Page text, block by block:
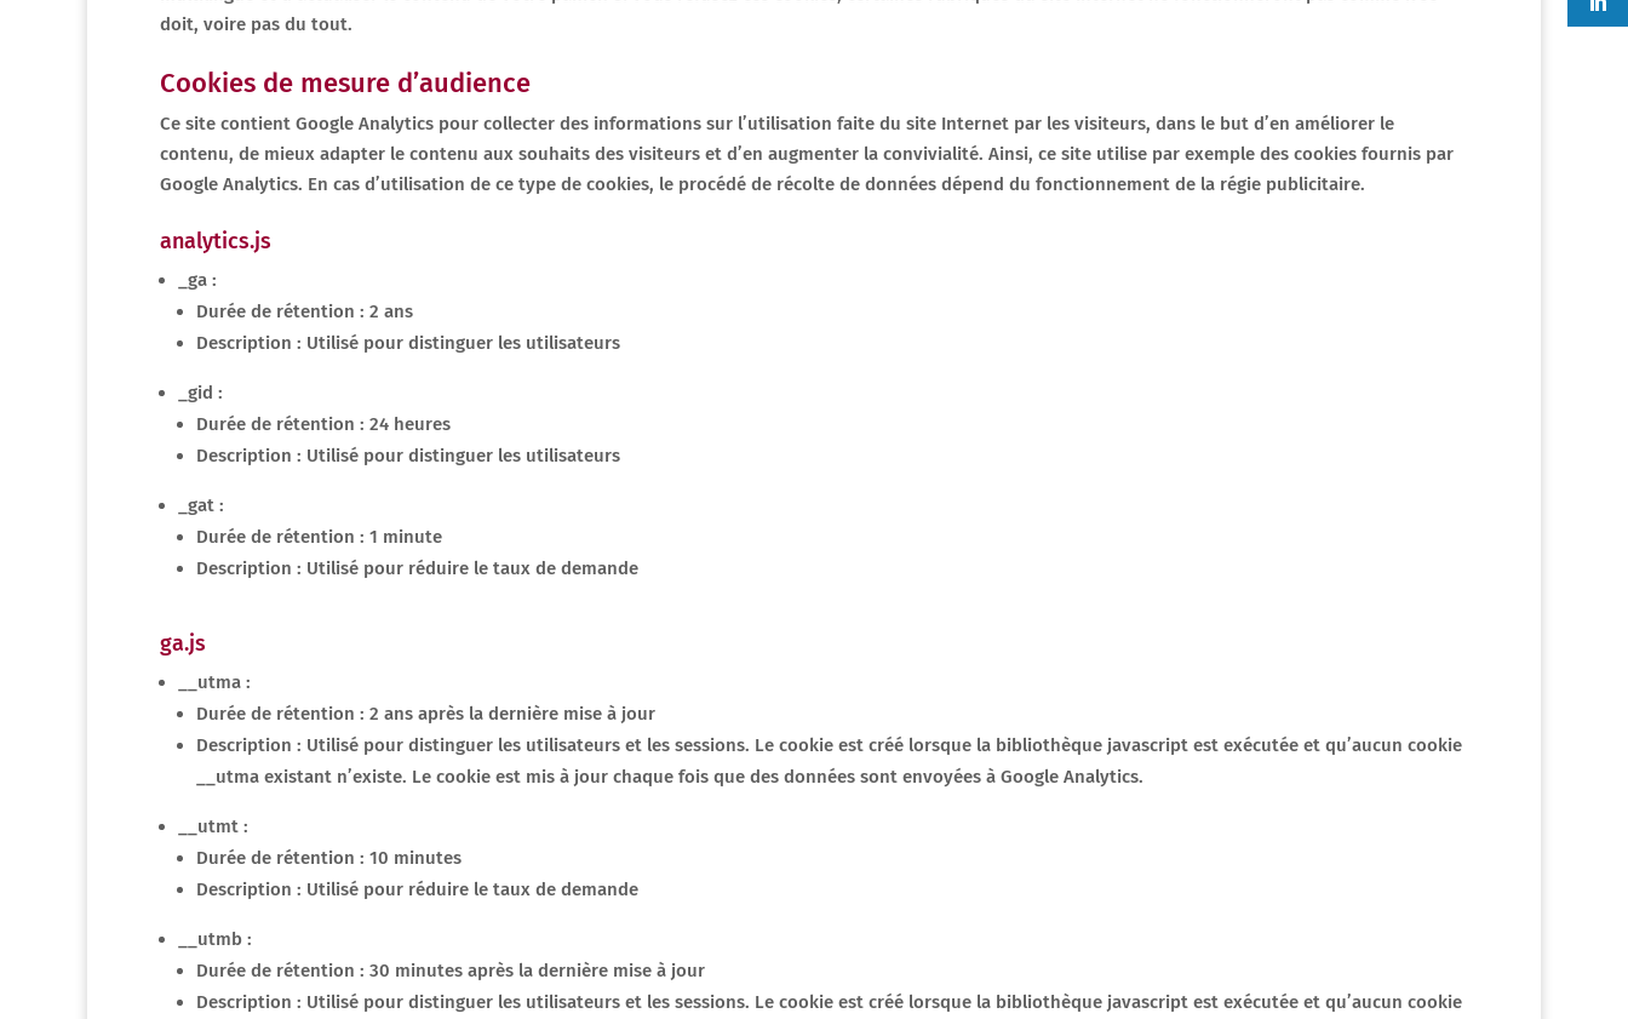
doit, voire pas du tout.
Cookies de mesure d’audience
Ce site contient Google Analytics pour collecter des informations sur l’utilisation faite du site Internet par les visiteurs, dans le but d’en améliorer le
contenu, de mieux adapter le contenu aux souhaits des visiteurs et d’en augmenter la convivialité. Ainsi, ce site utilise par exemple des cookies fournis par
Google Analytics. En cas d’utilisation de ce type de cookies, le procédé de récolte de données dépend du fonctionnement de la régie publicitaire.
analytics.js
_ga :
Durée de rétention : 2 ans
Description : Utilisé pour distinguer les utilisateurs
_gid :
Durée de rétention : 24 heures
Description : Utilisé pour distinguer les utilisateurs
_gat :
Durée de rétention : 1 minute
Description : Utilisé pour réduire le taux de demande
ga.js
__utma :
Durée de rétention : 2 ans après la dernière mise à jour
Description : Utilisé pour distinguer les utilisateurs et les sessions. Le cookie est créé lorsque la bibliothèque javascript est exécutée et qu’aucun cookie
__utma existant n’existe. Le cookie est mis à jour chaque fois que des données sont envoyées à Google Analytics.
__utmt :
Durée de rétention : 10 minutes
Description : Utilisé pour réduire le taux de demande
__utmb :
Durée de rétention : 30 minutes après la dernière mise à jour
Description : Utilisé pour distinguer les utilisateurs et les sessions. Le cookie est créé lorsque la bibliothèque javascript est exécutée et qu’aucun cookie